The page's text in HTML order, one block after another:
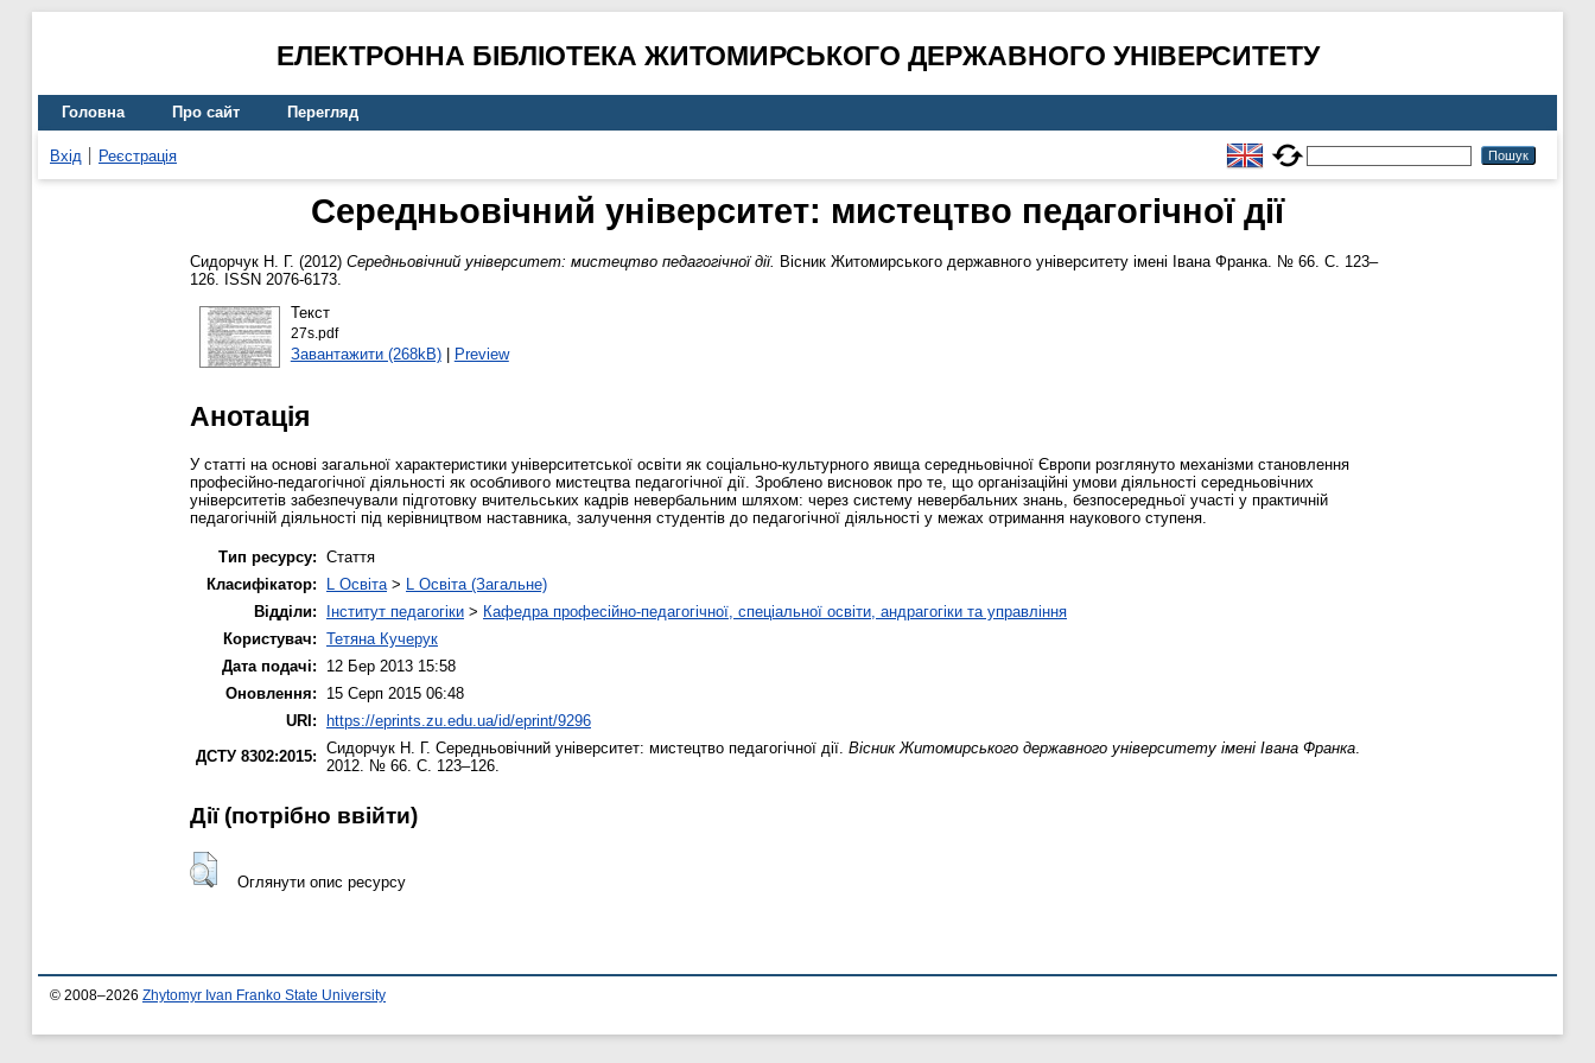
ЕЛЕКТРОННА БІБЛІОТЕКА ЖИТОМИРСЬКОГО ДЕРЖАВНОГО УНІВЕРСИТЕТУ
Головна Про сайт Перегляд
Вхід Реєстрація
Середньовічний університет: мистецтво педагогічної дії
Сидорчук Н. Г. (2012) Середньовічний університет: мистецтво педагогічної дії. Вісник Житомирського державного університету імені Івана Франка. № 66. С. 123–
126. ISSN 2076-6173.
Текст
27s.pdf
Завантажити (268kB)| Preview
Анотація
У статті на основі загальної характеристики університетської освіти як соціально-культурного явища середньовічної Європи розглянуто механізми становлення
професійно-педагогічної діяльності як особливого мистецтва педагогічної дії. Зроблено висновок про те, що організаційні умови діяльності середньовічних
університетів забезпечували підготовку вчительських кадрів невербальним шляхом: через систему невербальних знань, безпосередньої участі у практичній
педагогічній діяльності під керівництвом наставника, залучення студентів до педагогічної діяльності у межах отримання наукового ступеня.
Тип ресурсу: Стаття
Класифікатор:
L Освіта > L Освіта (Загальне)
Відділи:
Інститут педагогіки > Кафедра професійно-педагогічної, спеціальної освіти, андрагогіки та управління
Користувач: Тетяна Кучерук
Дата подачі:
12 Бер 2013 15:58
Оновлення:
15 Серп 2015 06:48
URI: https://eprints.zu.edu.ua/id/eprint/9296
ДСТУ 8302:2015: Сидорчук Н. Г. Середньовічний університет: мистецтво педагогічної дії. Вісник Житомирського державного університету імені Івана Франка
2012. № 66. С. 123–126.
Дії ​​(потрібно ввійти)
Оглянути опис ресурсу
© 2008–2026 Zhytomyr Ivan Franko State University